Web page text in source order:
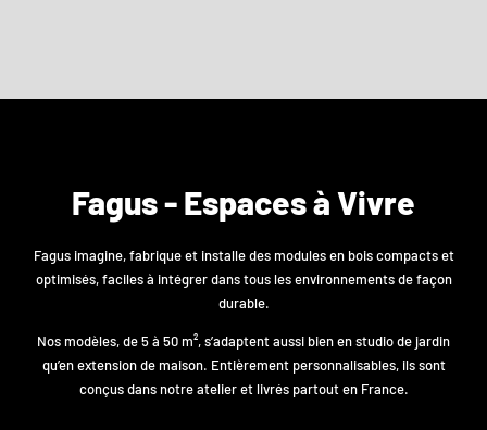
Fagus - Espaces à Vivre
Fagus imagine, fabrique et installe des modules en bois compacts et
optimisés, faciles à intégrer dans tous les environnements de façon
durable.
Nos modèles, de 5 à 50 m², s’adaptent aussi bien en studio de jardin
qu’en extension de maison. Entièrement personnalisables, ils sont
conçus dans notre atelier et livrés partout en France.